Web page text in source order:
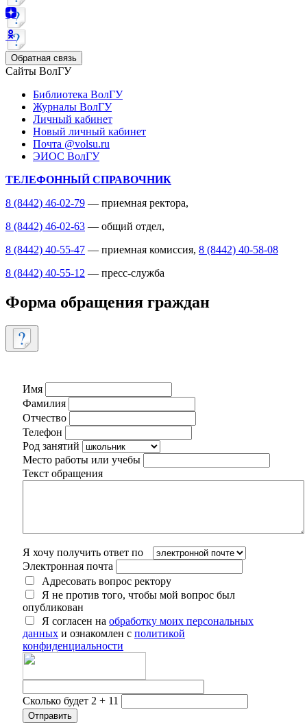
Обратная связь
Сайты ВолГУ
Библиотека ВолГУ
Журналы ВолГУ
Личный кабинет
Новый личный кабинет
Почта @volsu.ru
ЭИОС ВолГУ
ТЕЛЕФОННЫЙ СПРАВОЧНИК
8 (8442) 46-02-79 — приемная ректора,
8 (8442) 46-02-63 — общий отдел,
8 (8442) 40-55-47 — приемная комиссия, 8 (8442) 40-58-08
8 (8442) 40-55-12 — пресс-служба
Форма обращения граждан
Имя
Фамилия
Отчество
Телефон
Род занятий
Место работы или учебы
Текст обращения
Я хочу получить ответ по
Электронная почта
Адресовать вопрос ректору
Я не против того, чтобы мой вопрос был
опубликован
Я согласен на обработку моих персональных
данных и ознакомлен с политикой
конфиденциальности
Сколько будет 2 + 11